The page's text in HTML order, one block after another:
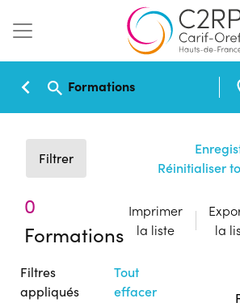
Aller
au
contenu
Formations
Filtrer
Réinitialiser
0
Formations
Imprimer
la liste
la
Filtres
appliqués
Tout
effacer